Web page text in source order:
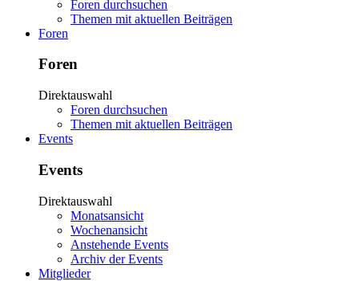
Foren durchsuchen
Themen mit aktuellen Beiträgen
Foren
Foren
Direktauswahl
Foren durchsuchen
Themen mit aktuellen Beiträgen
Events
Events
Direktauswahl
Monatsansicht
Wochenansicht
Anstehende Events
Archiv der Events
Mitglieder